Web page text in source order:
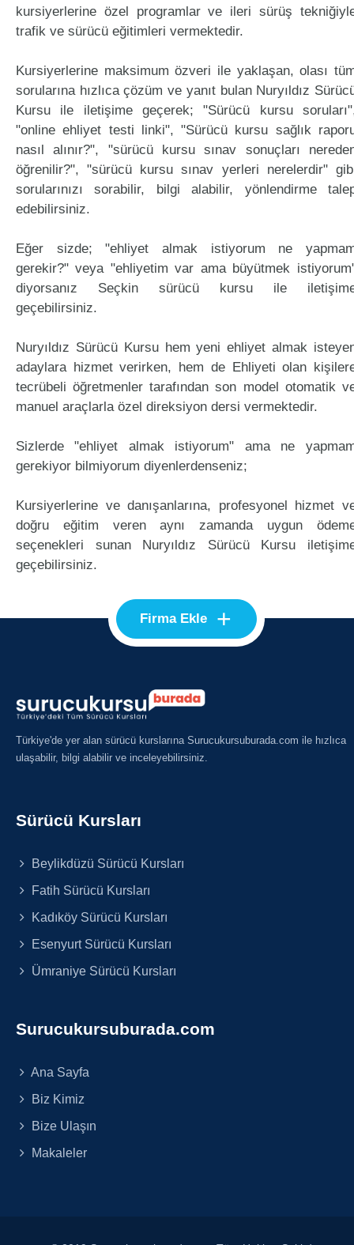
kursiyerlerine özel programlar ve ileri sürüş
trafik ve sürücü eğitimleri vermektedir.
Kursiyerlerine maksimum özveri ile yaklaşan, olası
sorularına hızlıca çözüm ve yanıt bulan Nuryıldız
Kursu ile iletişime geçerek; "Sürücü kursu
"online ehliyet testi linki", "Sürücü kursu sağlık
nasıl alınır?", "sürücü kursu sınav sonuçları
öğrenilir?", "sürücü kursu sınav yerleri nerelerdir"
sorularınızı sorabilir, bilgi alabilir, yönlendirme
edebilirsiniz.
Eğer sizde; "ehliyet almak istiyorum ne
gerekir?" veya "ehliyetim var ama büyütmek
diyorsanız Seçkin sürücü kursu ile
geçebilirsiniz.
Nuryıldız Sürücü Kursu hem yeni ehliyet almak
adaylara hizmet verirken, hem de Ehliyeti olan
tecrübeli öğretmenler tarafından son model otomatik
manuel araçlarla özel direksiyon dersi vermektedir.
Sizlerde "ehliyet almak istiyorum" ama ne
gerekiyor bilmiyorum diyenlerdenseniz;
Kursiyerlerine ve danışanlarına, profesyonel hizmet
doğru eğitim veren aynı zamanda uygun
seçenekleri sunan Nuryıldız Sürücü Kursu
geçebilirsiniz.
Firma Ekle +
Türkiye'de yer alan sürücü kurslarına Surucukursuburada.com ile hızlıca
ulaşabilir, bilgi alabilir ve inceleyebilirsiniz.
Sürücü Kursları
Beylikdüzü Sürücü Kursları
Fatih Sürücü Kursları
Kadıköy Sürücü Kursları
Esenyurt Sürücü Kursları
Ümraniye Sürücü Kursları
Surucukursuburada.com
Ana Sayfa
Biz Kimiz
Bize Ulaşın
Makaleler